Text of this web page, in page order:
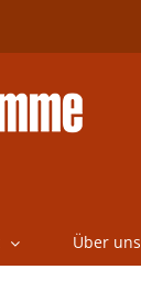
Über uns